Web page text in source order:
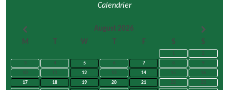
Calendrier
August 2026
M
W F S S
1
2
3
4 5 6 7 8
9
10
11 12 13 14 15
16
17
18 19 20 21 22
23